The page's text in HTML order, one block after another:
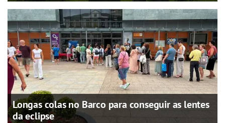
Longas colas no Barco para conseguir as lentes
da eclipse